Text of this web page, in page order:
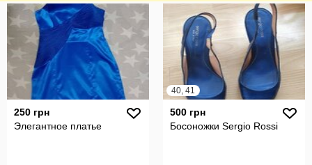
250 грн
Элегантное платье
40, 41
500 грн
Босоножки Sergio Rossi